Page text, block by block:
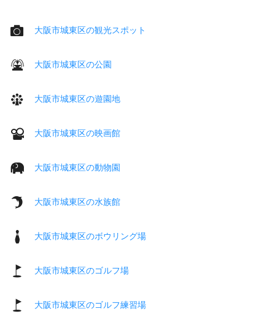
大阪市城東区の観光スポット
大阪市城東区の公園
大阪市城東区の遊園地
大阪市城東区の映画館
大阪市城東区の動物園
大阪市城東区の水族館
大阪市城東区のボウリング場
大阪市城東区のゴルフ場
大阪市城東区のゴルフ練習場